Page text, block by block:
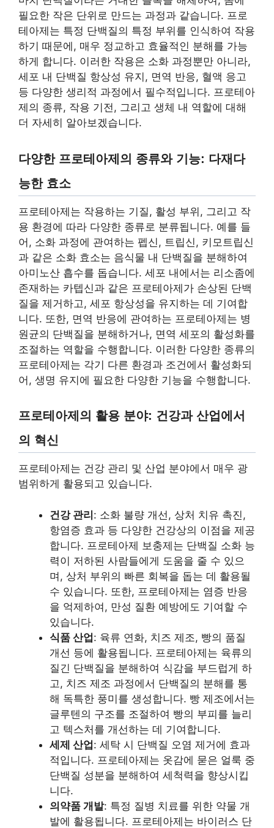
필요한 작은 단위로 만드는 과정과 같습니다. 프로
테아제는 특정 단백질의 특정 부위를 인식하여 작용
하기 때문에, 매우 정교하고 효율적인 분해를 가능
하게 합니다. 이러한 작용은 소화 과정뿐만 아니라,
세포 내 단백질 항상성 유지, 면역 반응, 혈액 응고
등 다양한 생리적 과정에서 필수적입니다. 프로테아
제의 종류, 작용 기전, 그리고 생체 내 역할에 대해
더 자세히 알아보겠습니다.
다양한 프로테아제의 종류와 기능: 다재다
능한 효소
프로테아제는 작용하는 기질, 활성 부위, 그리고 작
용 환경에 따라 다양한 종류로 분류됩니다. 예를 들
어, 소화 과정에 관여하는 펩신, 트립신, 키모트립신
과 같은 소화 효소는 음식물 내 단백질을 분해하여
아미노산 흡수를 돕습니다. 세포 내에서는 리소좀에
존재하는 카텝신과 같은 프로테아제가 손상된 단백
질을 제거하고, 세포 항상성을 유지하는 데 기여합
니다. 또한, 면역 반응에 관여하는 프로테아제는 병
원균의 단백질을 분해하거나, 면역 세포의 활성화를
조절하는 역할을 수행합니다. 이러한 다양한 종류의
프로테아제는 각기 다른 환경과 조건에서 활성화되
어, 생명 유지에 필요한 다양한 기능을 수행합니다.
프로테아제의 활용 분야: 건강과 산업에서
의 혁신
프로테아제는 건강 관리 및 산업 분야에서 매우 광
범위하게 활용되고 있습니다.
건강 관리: 소화 불량 개선, 상처 치유 촉진,
항염증 효과 등 다양한 건강상의 이점을 제공
합니다. 프로테아제 보충제는 단백질 소화 능
력이 저하된 사람들에게 도움을 줄 수 있으
며, 상처 부위의 빠른 회복을 돕는 데 활용될
수 있습니다. 또한, 프로테아제는 염증 반응
을 억제하여, 만성 질환 예방에도 기여할 수
있습니다.
식품 산업: 육류 연화, 치즈 제조, 빵의 품질
개선 등에 활용됩니다. 프로테아제는 육류의
질긴 단백질을 분해하여 식감을 부드럽게 하
고, 치즈 제조 과정에서 단백질의 분해를 통
해 독특한 풍미를 생성합니다. 빵 제조에서는
글루텐의 구조를 조절하여 빵의 부피를 늘리
고 텍스처를 개선하는 데 기여합니다.
세제 산업: 세탁 시 단백질 오염 제거에 효과
적입니다. 프로테아제는 옷감에 묻은 얼룩 중
단백질 성분을 분해하여 세척력을 향상시킵
니다.
의약품 개발: 특정 질병 치료를 위한 약물 개
발에 활용됩니다. 프로테아제는 바이러스 단